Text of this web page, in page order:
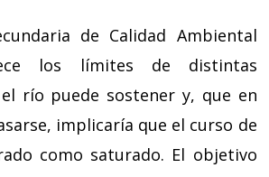
de Calidad Ambiental
los límites de distintas
río puede sostener y, que en
implicaría que el curso de
como saturado. El objetivo